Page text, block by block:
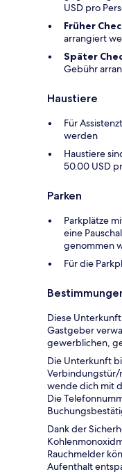
USD pro
Früher
arrangiert
Später
Gebühr
Haustiere
Für
werden
Haustiere
50.00 USD
Parken
Parkplätze
eine
genommen
Für die
Diese
Gastgeber
gewerblichen,
Die Unterkunft
Verbindungstür/
wende dich mit
Die
Dank der
Rauchmelder
Aufenthalt